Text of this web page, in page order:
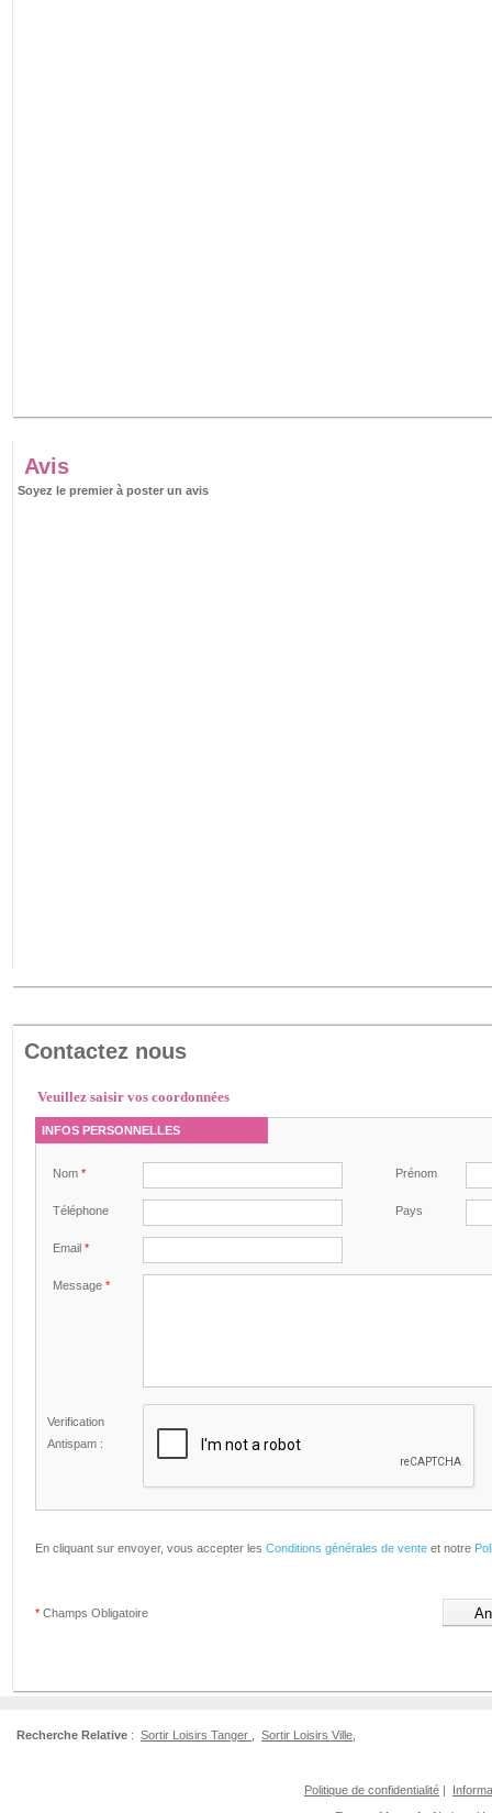
Avis
Soyez le premier à poster un avis
Contactez nous
Veuillez saisir vos coordonnées
INFOS PERSONNELLES
Nom * Prénom
Téléphone Pays
Email *
Message *
Verification
Antispam :
En cliquant sur envoyer, vous accepter les Conditions générales de vente et notre
* Champs Obligatoire
Recherche Relative : Sortir Loisirs Tanger Sortir Loisirs Ville
Politique de confidentialité |